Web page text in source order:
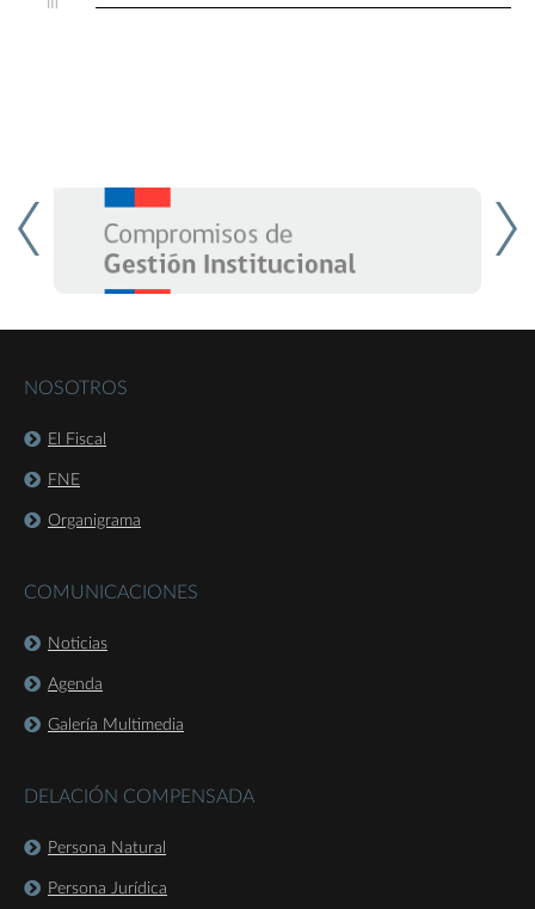
NOSOTROS
El Fiscal
FNE
Organigrama
COMUNICACIONES
Noticias
Agenda
Galería Multimedia
DELACIÓN COMPENSADA
Persona Natural
Persona Jurídica